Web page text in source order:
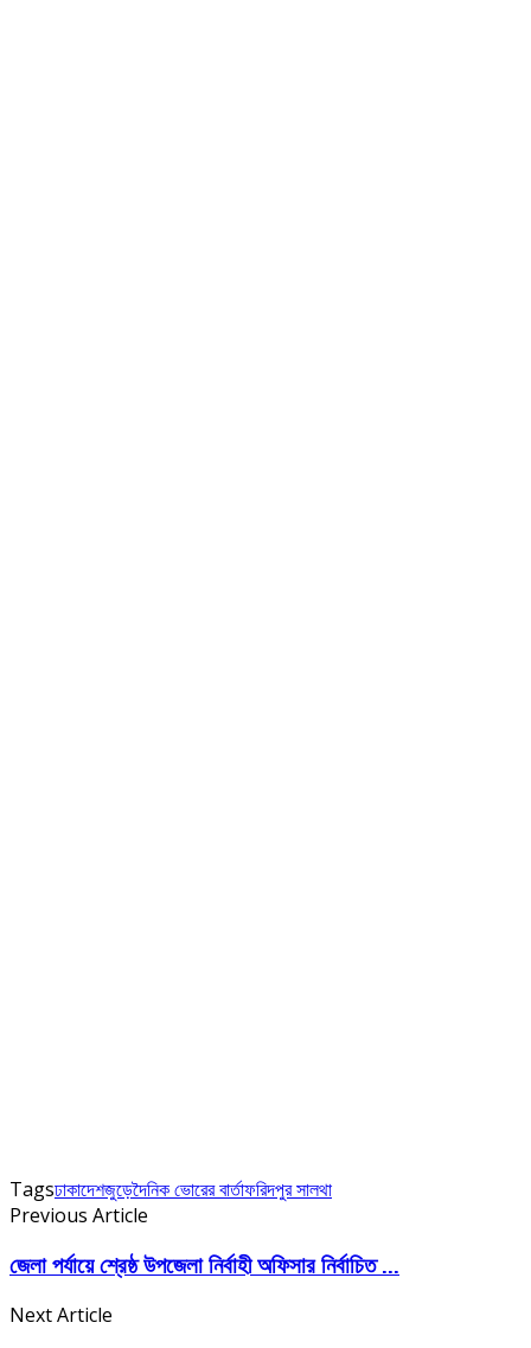
Tagsঢাকাদেশজুড়েদৈনিক ভোরের বার্তাফরিদপুর সালথা
Previous Article
জেলা পর্যায়ে শ্রেষ্ঠ উপজেলা নির্বাহী অফিসার নির্বাচিত ...
Next Article